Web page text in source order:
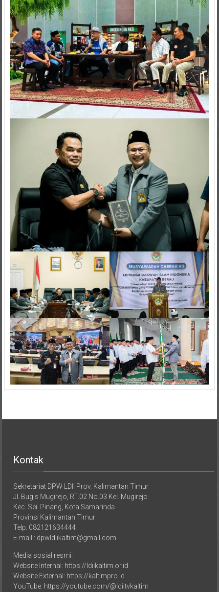
Jl. Bugis Mugirejo, RT.02 No.03 Kel. Mugirejo
Kec. Sei. Pinang, Kota Samarinda
Provinsi Kalimantan Timur
Telp. 082121634444
E-mail : dpwldiikaltim@gmail.com
Website Internal: https://ldiikaltim.or.id
Website External: https://kaltimpro.id
YouTube: https://youtube.com/@ldiitvkaltim
Facebook: https://www.facebook.com/ldiitv.kaltim/